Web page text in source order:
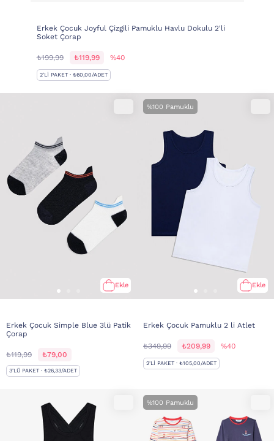
Erkek Çocuk Joyful Çizgili Pamuklu Havlu Dokulu 2'li
Soket Çorap
₺199,99 ₺119,99 %40
2'LI PAKET · ₺60,00/ADET
Ekle
Erkek Çocuk Simple Blue 3lü Patik
Çorap
₺119,99 ₺79,00
3'LÜ PAKET · ₺26,33/ADET
%100 Pamuklu
Ekle
Erkek Çocuk Pamuklu 2 li Atlet
₺349,99 ₺209,99 %40
2'LI PAKET · ₺105,00/ADET
%100 Pamuklu